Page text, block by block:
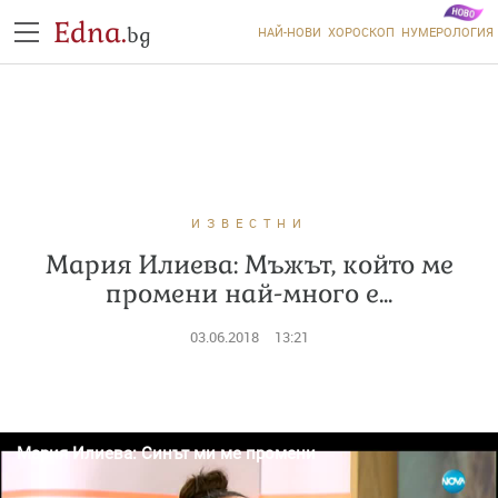
Edna.bg НАЙ-НОВИ ХОРОСКОП НУМЕРОЛОГИЯ
ИЗВЕСТНИ
Мария Илиева: Мъжът, който ме
промени най-много е...
03.06.2018 13:21